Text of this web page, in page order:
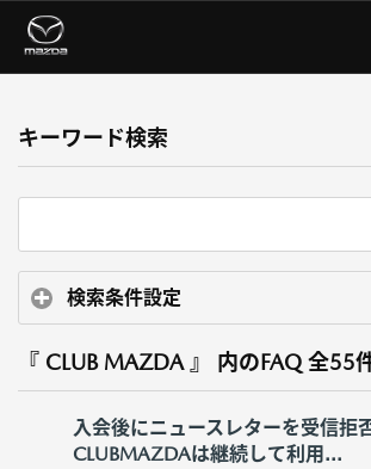
キーワード検索
検索条件設定
『 CLUB MAZDA 』 内のFAQ 全55
入会後にニュースレターを受信拒
CLUBMAZDAは継続して利用...